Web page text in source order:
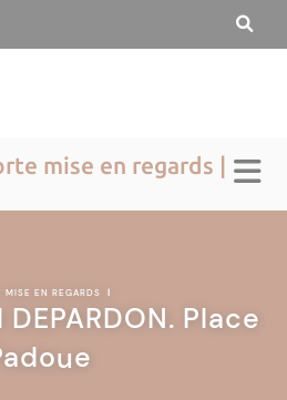
mise en regards |
MISE EN REGARDS |
Place